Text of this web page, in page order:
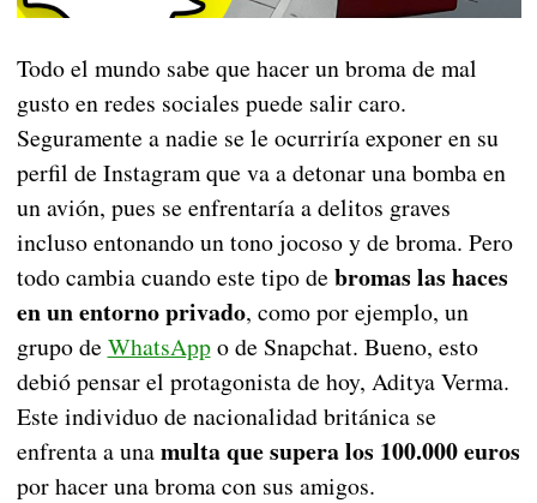
Todo el mundo sabe que hacer un broma de mal
gusto en redes sociales puede salir caro.
Seguramente a nadie se le ocurriría exponer en su
perfil de Instagram que va a detonar una bomba en
un avión, pues se enfrentaría a delitos graves
incluso entonando un tono jocoso y de broma. Pero
todo cambia cuando este tipo de bromas las haces
en un entorno privado, como por ejemplo, un
grupo de WhatsAppo de Snapchat. Bueno, esto
debió pensar el protagonista de hoy, Aditya Verma.
Este individuo de nacionalidad británica se
enfrenta a unamulta que supera los 100.000 euros
por hacer una broma con sus amigos.